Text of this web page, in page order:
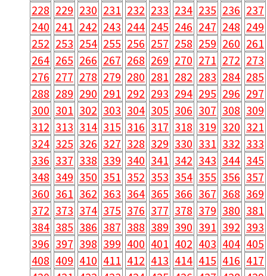
228 229 230 231 232 233 234 235 236 237
240 241 242 243 244 245 246 247 248 249
252 253 254 255 256 257 258 259 260 261
264 265 266 267 268 269 270 271 272 273
276 277 278 279 280 281 282 283 284 285
288 289 290 291 292 293 294 295 296 297
300 301 302 303 304 305 306 307 308 309
312 313 314 315 316 317 318 319 320 321
324 325 326 327 328 329 330 331 332 333
336 337 338 339 340 341 342 343 344 345
348 349 350 351 352 353 354 355 356 357
360 361 362 363 364 365 366 367 368 369
372 373 374 375 376 377 378 379 380 381
384 385 386 387 388 389 390 391 392 393
396 397 398 399 400 401 402 403 404 405
408 409 410 411 412 413 414 415 416 417